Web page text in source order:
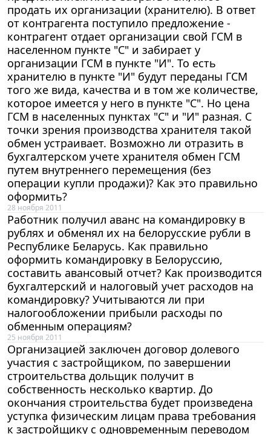
продать их организации (хранителю). В ответ
от контрагента поступило предложение -
контрагент отдает организации свой ГСМ в
населенном пункте "С" и забирает у
организации ГСМ в пункте "И". То есть
хранителю в пункте "И" будут переданы ГСМ
того же вида, качества и в том же количестве,
которое имеется у него в пункте "С". Но цена
ГСМ в населенных пунктах "С" и "И" разная. С
точки зрения производства хранителя такой
обмен устраивает. Возможно ли отразить в
бухгалтерском учете хранителя обмен ГСМ
путем внутреннего перемещения (без
операции купли продажи)? Как это правильно
оформить?
28 ноября 2011
Работник получил аванс на командировку в
рублях и обменял их на белорусские рубли в
Республике Беларусь. Как правильно
оформить командировку в Белоруссию,
составить авансовый отчет? Как производится
бухгалтерский и налоговый учет расходов на
командировку? Учитываются ли при
налогообложении прибыли расходы по
обменным операциям?
25 ноября 2011
Организацией заключен договор долевого
участия с застройщиком, по завершении
строительства дольщик получит в
собственность несколько квартир. До
окончания строительства будет произведена
уступка физическим лицам права требования
к застройщику с одновременным переводом